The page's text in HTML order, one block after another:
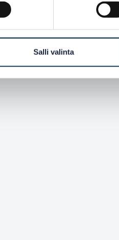
Salli valinta